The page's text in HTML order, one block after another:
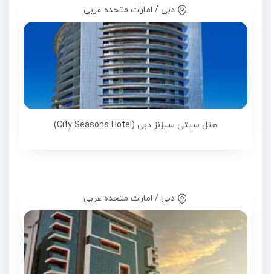
دبی / امارات متحده عربی
هتل سیتی سیزنز دبی (City Seasons Hotel)
دبی / امارات متحده عربی